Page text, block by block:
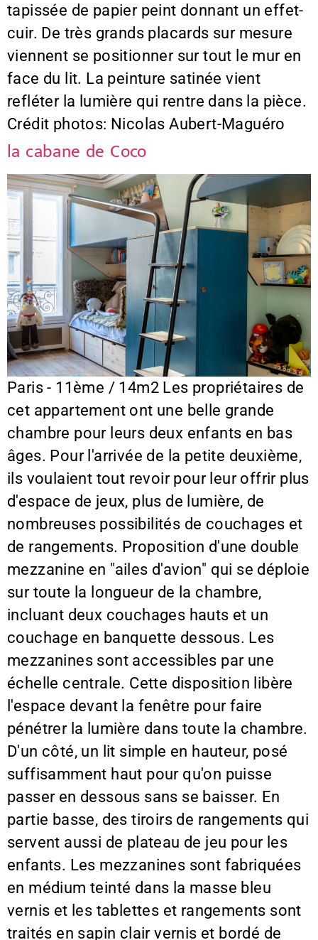
tapissée de papier peint donnant un effet-
cuir. De très grands placards sur mesure
viennent se positionner sur tout le mur en
face du lit. La peinture satinée vient
refléter la lumière qui rentre dans la pièce.
Crédit photos: Nicolas Aubert-Maguéro
la cabane de Coco
Paris - 11ème / 14m2 Les propriétaires de
cet appartement ont une belle grande
chambre pour leurs deux enfants en bas
âges. Pour l'arrivée de la petite deuxième,
ils voulaient tout revoir pour leur offrir plus
d'espace de jeux, plus de lumière, de
nombreuses possibilités de couchages et
de rangements. Proposition d'une double
mezzanine en "ailes d'avion" qui se déploie
sur toute la longueur de la chambre,
incluant deux couchages hauts et un
couchage en banquette dessous. Les
mezzanines sont accessibles par une
échelle centrale. Cette disposition libère
l'espace devant la fenêtre pour faire
pénétrer la lumière dans toute la chambre.
D'un côté, un lit simple en hauteur, posé
suffisamment haut pour qu'on puisse
passer en dessous sans se baisser. En
partie basse, des tiroirs de rangements qui
servent aussi de plateau de jeu pour les
enfants. Les mezzanines sont fabriquées
en médium teinté dans la masse bleu
vernis et les tablettes et rangements sont
traités en sapin clair vernis et bordé de